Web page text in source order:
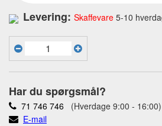
Levering: Skaffevare 5-10
Har du spørgsmål?
71 746 746 (Hverdage 9:00 - 16:00)
E-mail